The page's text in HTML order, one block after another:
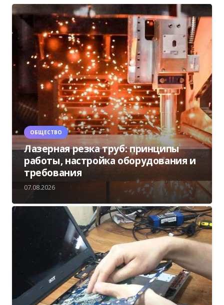
ОБЩЕСТВО
Лазерная резка труб: принципы
работы, настройка оборудования и
требования
07.08.2026